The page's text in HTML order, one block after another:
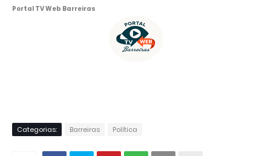
Portal TV Web Barreiras
Categorias: Barreiras Política